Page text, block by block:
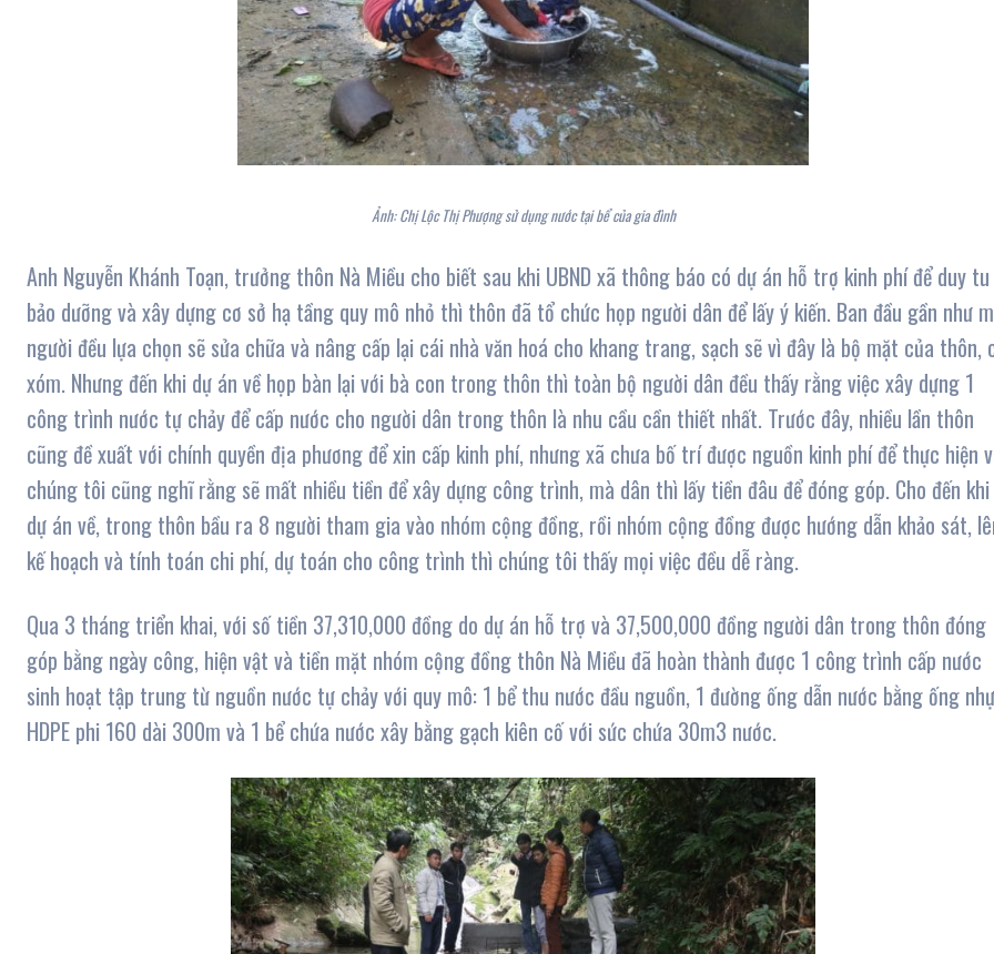
Ảnh: Chị Lộc Thị Phượng sử dụng nước tại bể của gia đình
Anh Nguyễn Khánh Toạn, trưởng thôn Nà Miều cho biết sau khi UBND xã thông báo có dự án hỗ trợ kinh phí để duy tu
bảo dưỡng và xây dựng cơ sở hạ tầng quy mô nhỏ thì thôn đã tổ chức họp người dân để lấy ý kiến. Ban đầu gần như
người đều lựa chọn sẽ sửa chữa và nâng cấp lại cái nhà văn hoá cho khang trang, sạch sẽ vì đây là bộ mặt của thôn,
xóm. Nhưng đến khi dự án về họp bàn lại với bà con trong thôn thì toàn bộ người dân đều thấy rằng việc xây dựng 1
công trình nước tự chảy để cấp nước cho người dân trong thôn là nhu cầu cần thiết nhất. Trước đây, nhiều lần thôn
cũng đề xuất với chính quyền địa phương để xin cấp kinh phí, nhưng xã chưa bố trí được nguồn kinh phí để thực hiện
chúng tôi cũng nghĩ rằng sẽ mất nhiều tiền để xây dựng công trình, mà dân thì lấy tiền đâu để đóng góp. Cho đến
dự án về, trong thôn bầu ra 8 người tham gia vào nhóm cộng đồng, rồi nhóm cộng đồng được hướng dẫn khảo sát,
kế hoạch và tính toán chi phí, dự toán cho công trình thì chúng tôi thấy mọi việc đều dễ ràng.
Qua 3 tháng triển khai, với số tiền 37,310,000 đồng do dự án hỗ trợ và 37,500,000 đồng người dân trong thôn đóng
góp bằng ngày công, hiện vật và tiền mặt nhóm cộng đồng thôn Nà Miều đã hoàn thành được 1 công trình cấp nước
sinh hoạt tập trung từ nguồn nước tự chảy với quy mô: 1 bể thu nước đầu nguồn, 1 đường ống dẫn nước bằng ống
HDPE phi 160 dài 300m và 1 bể chứa nước xây bằng gạch kiên cố với sức chứa 30m3 nước.